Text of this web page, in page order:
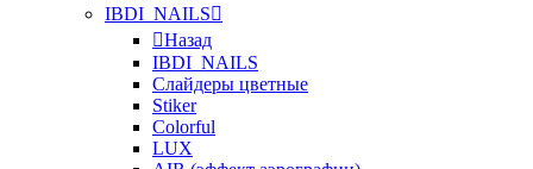
IBDI_NAILS
Назад
IBDI_NAILS
Слайдеры цветные
Stiker
Colorful
LUX